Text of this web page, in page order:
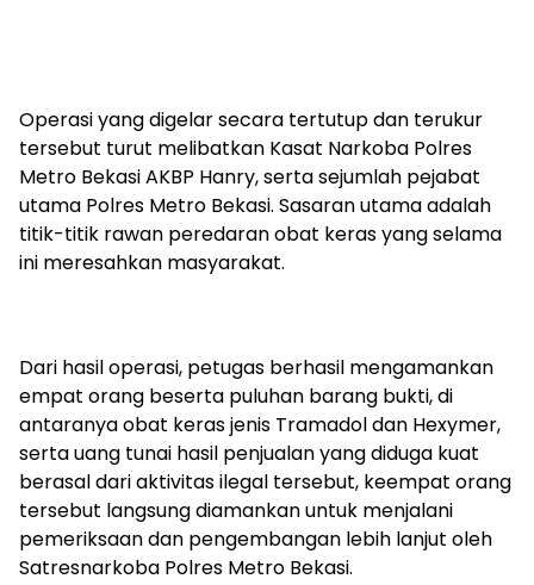
Operasi yang digelar secara tertutup dan terukur
tersebut turut melibatkan Kasat Narkoba Polres
Metro Bekasi AKBP Hanry, serta sejumlah pejabat
utama Polres Metro Bekasi. Sasaran utama adalah
titik-titik rawan peredaran obat keras yang selama
ini meresahkan masyarakat.
Dari hasil operasi, petugas berhasil mengamankan
empat orang beserta puluhan barang bukti, di
antaranya obat keras jenis Tramadol dan Hexymer,
serta uang tunai hasil penjualan yang diduga kuat
berasal dari aktivitas ilegal tersebut, keempat orang
tersebut langsung diamankan untuk menjalani
pemeriksaan dan pengembangan lebih lanjut oleh
Satresnarkoba Polres Metro Bekasi.